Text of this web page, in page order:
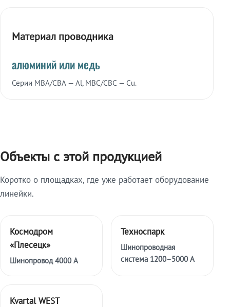
Материал проводника
алюминий или медь
Серии МВА/СВА — Al, МВС/СВС — Cu.
Объекты с этой продукцией
Коротко о площадках, где уже работает оборудование
линейки.
Космодром
«Плесецк»
Шинопровод 4000 А
Техноспарк
Шинопроводная
система 1200–5000 А
Kvartal WEST